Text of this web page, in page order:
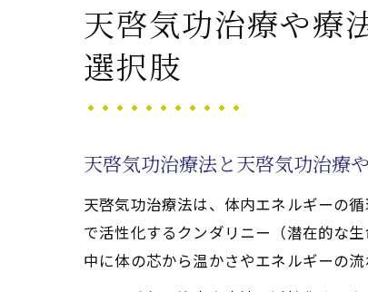
天啓気功治療や療
選択肢
天啓気功治療法と天啓気功治療
天啓気功治療法は、体内エネルギーの
で活性化するクンダリニー（潜在的な
中に体の芯から温かさやエネルギーの